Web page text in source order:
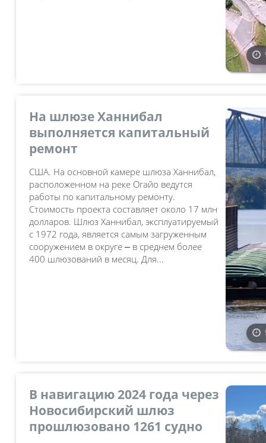
На шлюзе Ханнибал
выполняется капитальный
ремонт
США. На основной камере шлюза Ханнибал,
расположенном на реке Огайо ведутся
работы по капитальному ремонту.
Стоимость проекта составляет около 17 млн
долларов. Шлюз Ханнибал, эксплуатируемый
с 1972 года, является самым загруженным
сооружением в округе ⎼ в среднем более
400 шлюзований в месяц. Для...
В навигацию 2024 года через
Новосибирский шлюз
прошлюзовано 1261 судно